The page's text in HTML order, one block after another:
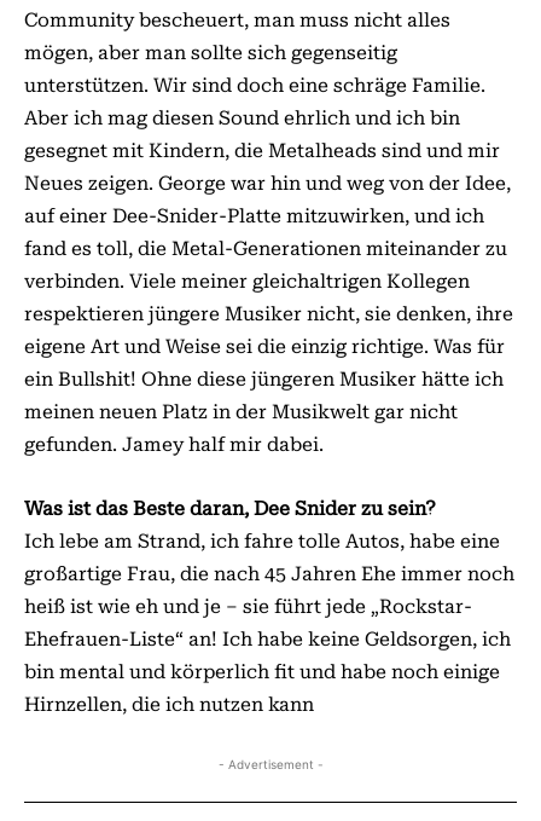
Community bescheuert, man muss nicht alles
mögen, aber man sollte sich gegenseitig
unterstützen. Wir sind doch eine schräge Familie.
Aber ich mag diesen Sound ehrlich und ich bin
gesegnet mit Kindern, die Metalheads sind und mir
Neues zeigen. George war hin und weg von der Idee,
auf einer Dee-Snider-Platte mitzuwirken, und ich
fand es toll, die Metal-Generationen miteinander zu
verbinden. Viele meiner gleichaltrigen Kollegen
respektieren jüngere Musiker nicht, sie denken, ihre
eigene Art und Weise sei die einzig richtige. Was für
ein Bullshit! Ohne diese jüngeren Musiker hätte ich
meinen neuen Platz in der Musikwelt gar nicht
gefunden. Jamey half mir dabei.
Was ist das Beste daran, Dee Snider zu sein?
Ich lebe am Strand, ich fahre tolle Autos, habe eine
großartige Frau, die nach 45 Jahren Ehe immer noch
heiß ist wie eh und je – sie führt jede „Rockstar-
Ehefrauen-Liste“ an! Ich habe keine Geldsorgen, ich
bin mental und körperlich fit und habe noch einige
Hirnzellen, die ich nutzen kann
- Advertisement -